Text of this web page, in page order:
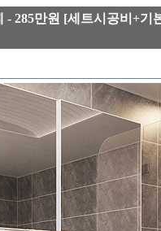
- 285만원 [세트시공비+